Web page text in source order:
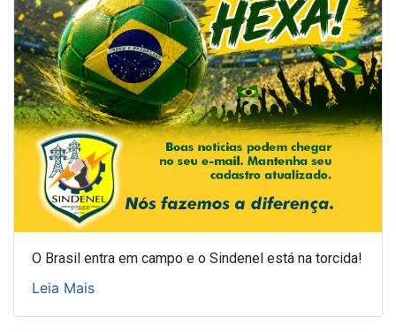
O Brasil entra em campo e o Sindenel está na torcida!
Leia Mais